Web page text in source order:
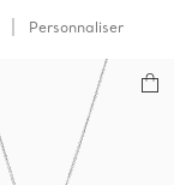
Personnaliser